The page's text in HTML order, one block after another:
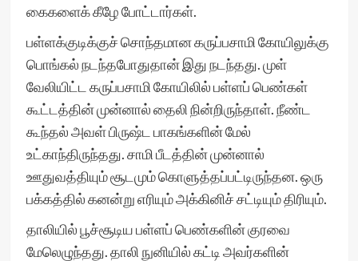
கைகளைக் கீழே போட்டார்கள்.
பள்ளக்குடிக்குச் சொந்தமான கருப்பசாமி கோயிலுக்கு
பொங்கல் நடந்தபோதுதான் இது நடந்தது. முள்
வேலியிட்ட கருப்பசாமி கோயிலில் பள்ளப் பெண்கள்
கூட்டத்தின் முன்னால் தைலி நின்றிருந்தாள். நீண்ட
கூந்தல் அவள் பிருஷ்ட பாகங்களின் மேல்
உட்காந்திருந்தது. சாமி பீடத்தின் முன்னால்
ஊதுவத்தியும் சூடமும் கொளுத்தப்பட்டிருந்தன. ஒரு
பக்கத்தில் கனன்று எரியும் அக்கினிச் சட்டியும் திரியும்.
தாலியில் பூச்சூடிய பள்ளப் பெண்களின் குரவை
மேலெழுந்தது. தாலி நுனியில் கட்டி அவர்களின்